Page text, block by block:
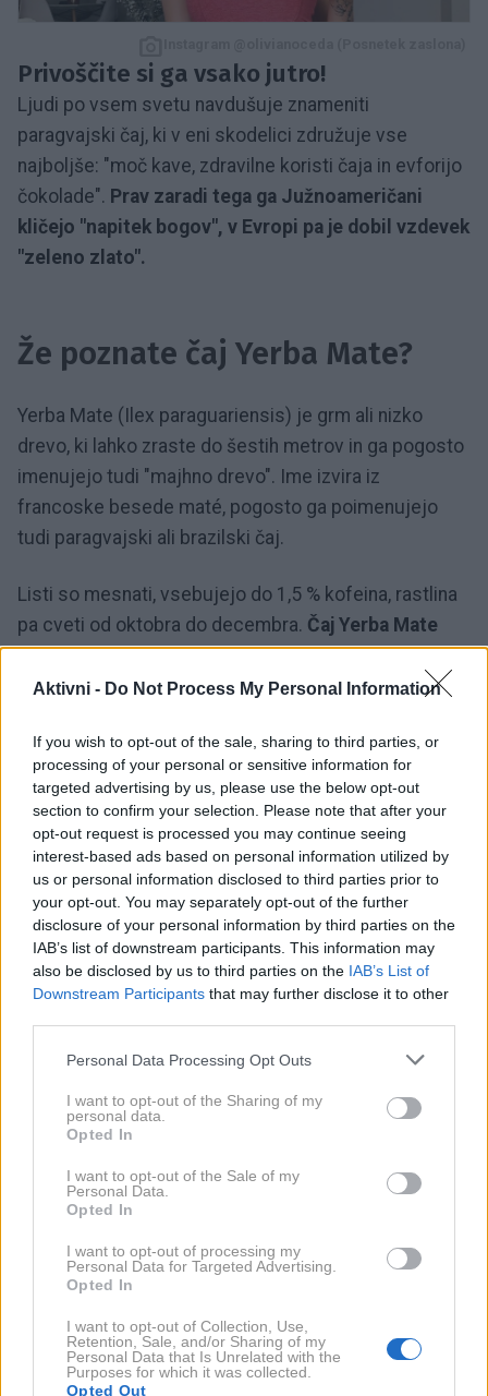
Aktivni - Do Not Process My Personal Information
If you wish to opt-out of the sale, sharing to third parties, or
processing of your personal or sensitive information for
targeted advertising by us, please use the below opt-out
section to confirm your selection. Please note that after your
opt-out request is processed you may continue seeing
interest-based ads based on personal information utilized by
us or personal information disclosed to third parties prior to
your opt-out. You may separately opt-out of the further
disclosure of your personal information by third parties on the
IAB’s list of downstream participants. This information may
also be disclosed by us to third parties on the IAB’s List of
Downstream Participants that may further disclose it to other
Please note that this website/app uses one or more Google
not limited to your visit or usage behaviour. You may click to
grant or deny consent to Google and its third-party tags to
use your data for below specified purposes in below Google
consent section.
Personal Data Processing Opt Outs
I want to opt-out of the Sharing of my
personal data.
Opted In
I want to opt-out of the Sale of my
Personal Data.
Opted In
I want to opt-out of processing my
Personal Data for Targeted Advertising.
Opted In
I want to opt-out of Collection, Use,
Retention, Sale, and/or Sharing of my
Personal Data that Is Unrelated with the
Purposes for which it was collected.
Opted Out
Privoščite si ga vsako jutro!
Ljudi po vsem svetu navdušuje znameniti
paragvajski čaj, ki v eni skodelici združuje vse
najboljše: "moč kave, zdravilne koristi čaja in evforijo
čokolade". Prav zaradi tega ga Južnoameričani
kličejo "napitek bogov", v Evropi pa je dobil vzdevek
"zeleno zlato".
Že poznate čaj Yerba Mate?
Yerba Mate (Ilex paraguariensis) je grm ali nizko
drevo, ki lahko zraste do šestih metrov in ga pogosto
imenujejo tudi "majhno drevo". Ime izvira iz
francoske besede maté, pogosto ga poimenujejo
tudi paragvajski ali brazilski čaj.
Listi so mesnati, vsebujejo do 1,5 % kofeina, rastlina
pa cveti od oktobra do decembra. Čaj Yerba Mate
krepi imunski sistem in pospešuje presnovo – ima
več antioksidantov kot zeleni čaj, obenem pa
kot so tresenje ali nervoza. Športniki ga uporabljajo
za izboljšanje zmogljivosti, pomaga lahko tudi pri
kronični utrujenosti.
6 blagodejnih učinkov čaja
Yerba Mate
Bogat vir vitaminov in mineralov
Yerba Mate vsebuje bistveno več vitaminov kot
železo, kalij, mangan, selen, magnezij, fosfor, karoten,
esencialne maščobne kisline, klorofil in obilico
antioksidantov.
Krepi kosti
gostoti kosti, tudi pri ljudeh, ki se ne ukvarjajo z
redno telesno vadbo.V eni raziskavi so